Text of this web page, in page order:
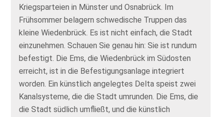
Kriegsparteien in Münster und Osnabrück. Im
Frühsommer belagern schwedische Truppen das
kleine Wiedenbrück. Es ist nicht einfach, die Stadt
einzunehmen. Schauen Sie genau hin: Sie ist rundum
befestigt. Die Ems, die Wiedenbrück im Südosten
erreicht, ist in die Befestigungsanlage integriert
worden. Ein künstlich angelegtes Delta speist zwei
Kanalsysteme, die die Stadt umrunden. Die Ems, die
die Stadt südlich umfließt, und die künstlich